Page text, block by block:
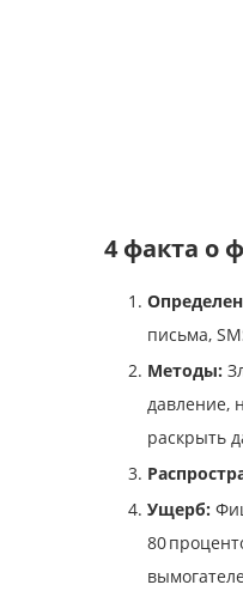
4 факта о
письма,
Методы:
давление,
раскрыть
Ущерб:
80